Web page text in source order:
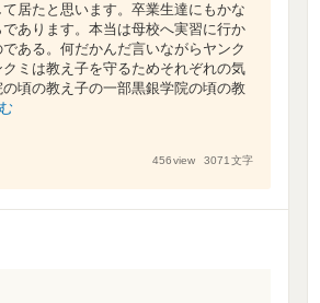
居たと思います。卒業生達にもかな
あります。本当は母校へ実習に行か
ある。何だかんだ言いながらヤンク
ミは教え子を守るためそれぞれの気
頃の教え子の一部黒銀学院の頃の教
456view 3071 文字